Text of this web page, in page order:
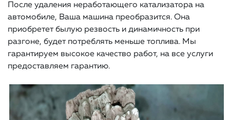
После удаления неработающего катализатора на
автомобиле, Ваша машина преобразится. Она
приобретет былую резвость и динамичность при
разгоне, будет потреблять меньше топлива. Мы
гарантируем высокое качество работ, на все услуги
предоставляем гарантию.